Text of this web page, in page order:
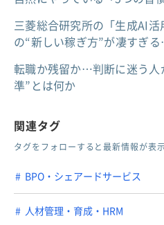
三菱総合研究所の「生成AI
の“新しい稼ぎ方”が凄すぎ
転職か残留か…判断に迷う人
準”とは何か
関連タグ
タグをフォローすると最新情報が表
BPO・シェアードサービス
人材管理・育成・HRM